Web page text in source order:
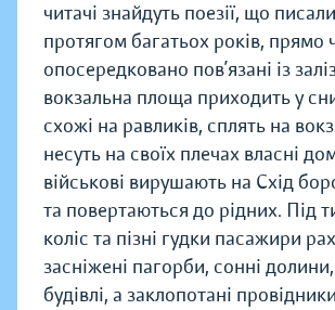
читачі знайдуть поезії, що
протягом багатьох років, прямо
опосередковано пов’язані із
вокзальна площа приходить у
схожі на равликів, сплять на
несуть на своїх плечах власні
військові вирушають на Схід
та повертаються до рідних. Під
коліс та пізні гудки пасажири
засніжені пагорби, сонні долини,
будівлі, а заклопотані